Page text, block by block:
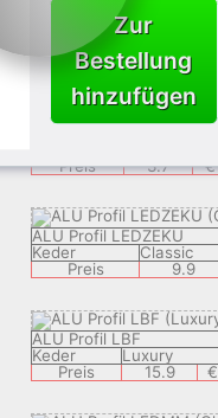
ALU Profil KSP1
Keder
Preis
3.7
Preis
3.7 €
ALU Profil LEDZEKU
Keder
Classic
Preis
9.9
ALU Profil LBF
Keder
Luxury
Preis
15.9 €
Zur
Bestellung
hinzufügen